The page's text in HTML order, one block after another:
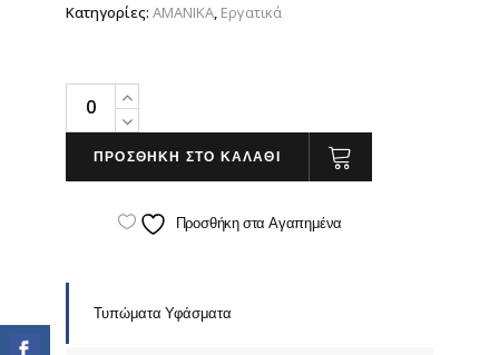
Κατηγορίες: ΑΜΑΝΙΚΑ, Εργατικά
Ανακλαστικό
softshell
3
στρωμάτων
ΠΡΟΣΘΗΚΗ ΣΤΟ ΚΑΛΑΘΙ
Προσθήκη στα Αγαπημένα
Τυπώματα Υφάσματα